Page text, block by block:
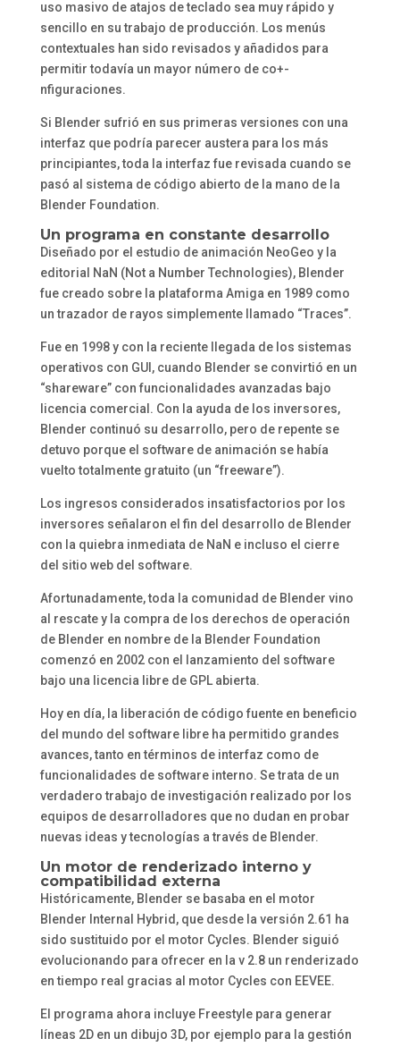
uso masivo de atajos de teclado sea muy rápido y
sencillo en su trabajo de producción. Los menús
contextuales han sido revisados y añadidos para
permitir todavía un mayor número de co+-
nfiguraciones.
Si Blender sufrió en sus primeras versiones con una
interfaz que podría parecer austera para los más
principiantes, toda la interfaz fue revisada cuando se
pasó al sistema de código abierto de la mano de la
Blender Foundation.
Un programa en constante desarrollo
Diseñado por el estudio de animación NeoGeo y la
editorial NaN (Not a Number Technologies), Blender
fue creado sobre la plataforma Amiga en 1989 como
un trazador de rayos simplemente llamado “Traces”.
Fue en 1998 y con la reciente llegada de los sistemas
operativos con GUI, cuando Blender se convirtió en un
“shareware” con funcionalidades avanzadas bajo
licencia comercial. Con la ayuda de los inversores,
Blender continuó su desarrollo, pero de repente se
detuvo porque el software de animación se había
vuelto totalmente gratuito (un “freeware”).
Los ingresos considerados insatisfactorios por los
inversores señalaron el fin del desarrollo de Blender
con la quiebra inmediata de NaN e incluso el cierre
del sitio web del software.
Afortunadamente, toda la comunidad de Blender vino
al rescate y la compra de los derechos de operación
de Blender en nombre de la Blender Foundation
comenzó en 2002 con el lanzamiento del software
bajo una licencia libre de GPL abierta.
Hoy en día, la liberación de código fuente en beneficio
del mundo del software libre ha permitido grandes
avances, tanto en términos de interfaz como de
funcionalidades de software interno. Se trata de un
verdadero trabajo de investigación realizado por los
equipos de desarrolladores que no dudan en probar
nuevas ideas y tecnologías a través de Blender.
Un motor de renderizado interno y
compatibilidad externa
Históricamente, Blender se basaba en el motor
Blender Internal Hybrid, que desde la versión 2.61 ha
sido sustituido por el motor Cycles. Blender siguió
evolucionando para ofrecer en la v 2.8 un renderizado
en tiempo real gracias al motor Cycles con EEVEE.
El programa ahora incluye Freestyle para generar
líneas 2D en un dibujo 3D, por ejemplo para la gestión